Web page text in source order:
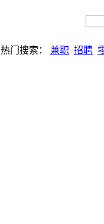
热门搜索： 兼职 招聘